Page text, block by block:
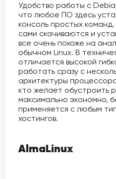
Удобство работы с
что любое ПО здесь
консоль простых
сами скачиваются и
все очень похоже на
обычном Linux. В
отличается высокой
работать сразу с
архитектуры
кто желает обустроить
максимально экономно,
применяется с любым
хостингов.
AlmaLinux